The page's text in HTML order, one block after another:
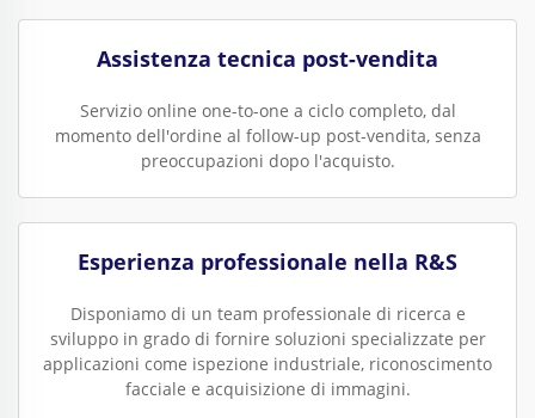
Assistenza tecnica post-vendita
Servizio online one-to-one a ciclo completo, dal
momento dell'ordine al follow-up post-vendita, senza
preoccupazioni dopo l'acquisto.
Esperienza professionale nella R&S
Disponiamo di un team professionale di ricerca e
sviluppo in grado di fornire soluzioni specializzate per
applicazioni come ispezione industriale, riconoscimento
facciale e acquisizione di immagini.